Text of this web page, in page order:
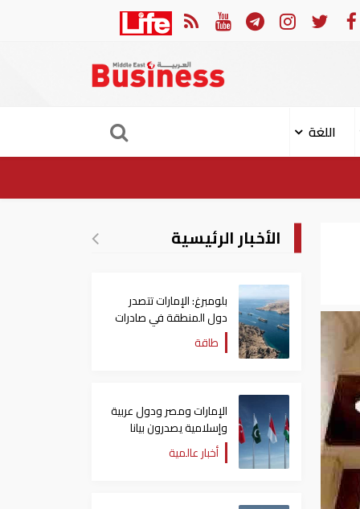
الإمارات: النيابة العامة تؤجل نظر قضية العتاد العسكري للسودان
اللغة
الأخبار الرئيسية
بلومبرغ: الإمارات تتصدر
دول المنطقة في صادرات
النفط عبر مضيق هرمز
طاقة
الإمارات ومصر ودول عربية
وإسلامية يصدرون بيانا
مشتركا بشأن الانتهاكات
الإسرائيلية في غزة
أخبار عالمية